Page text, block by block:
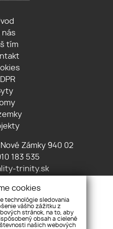
nás
tím
Zámky 940 02
183 535
trinity.sk
cookies
technológie sledovania
vášho zážitku z
stránok, na to, aby
obsah a cielené
našich webových